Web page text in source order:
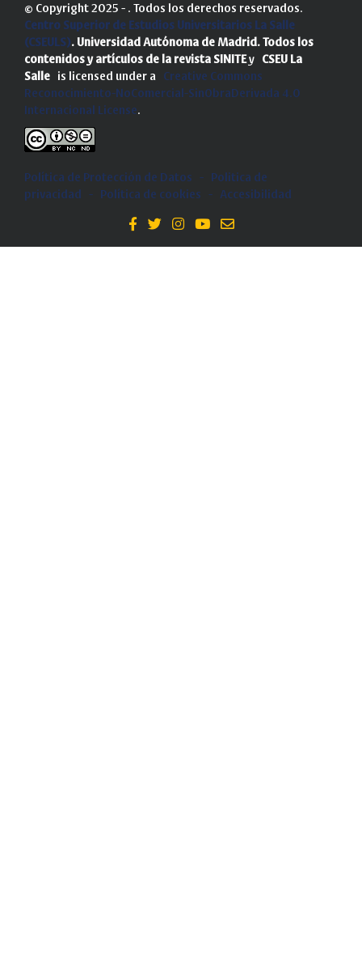
© Copyright 2025 - . Todos los derechos reservados.
Centro Superior de Estudios Universitarios La Salle
(CSEULS). Universidad Autónoma de Madrid. Todos los
contenidos y artículos de la revista SINITEy CSEU La
Salle is licensed under a Creative Commons
Reconocimiento-NoComercial-SinObraDerivada 4.0
Internacional License.
Política de Protección de Datos -
Politica de
privacidad
- Política de cookies - Accesibilidad